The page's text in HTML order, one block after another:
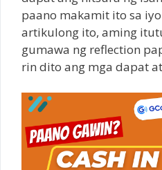
paano makamit ito sa
artikulong ito, aming
gumawa ng reflection
rin dito ang mga dapat